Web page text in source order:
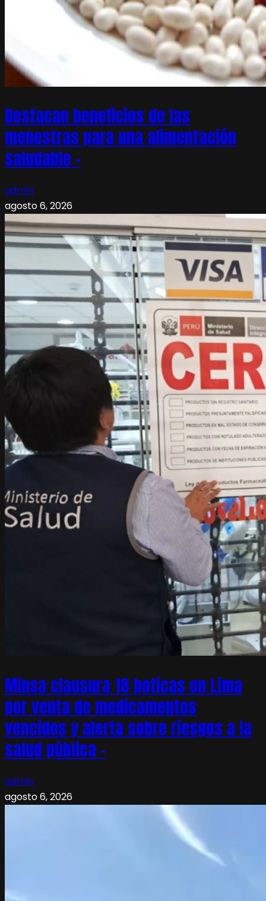
Destacan beneficios de las
menestras para una alimentación
saludable –
admin
agosto 6, 2026
Minsa clausura 18 boticas en Lima
por venta de medicamentos
vencidos y alerta sobre riesgos a la
salud pública –
admin
agosto 6, 2026